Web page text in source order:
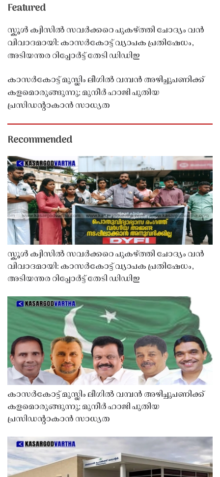
Featured
സ്കൂൾ ക്വിസിൽ സവർക്കറെ പുകഴ്ത്തി ചോദ്യം വൻ
വിവാദമായി: കാസർകോട്ട് വ്യാപക പ്രതിഷേധം,
അടിയന്തര റിപ്പോർട്ട് തേടി ഡിഡിഇ
കാസർകോട്ട് മുസ്ലിം ലീഗിൽ വമ്പൻ അഴിച്ചുപണിക്ക്
കളമൊരുങ്ങുന്നു; മുനീർ ഹാജി പുതിയ
പ്രസിഡൻ്റാകാൻ സാധ്യത
Recommended
സ്കൂൾ ക്വിസിൽ സവർക്കറെ പുകഴ്ത്തി ചോദ്യം വൻ
വിവാദമായി: കാസർകോട്ട് വ്യാപക പ്രതിഷേധം,
അടിയന്തര റിപ്പോർട്ട് തേടി ഡിഡിഇ
കാസർകോട്ട് മുസ്ലിം ലീഗിൽ വമ്പൻ അഴിച്ചുപണിക്ക്
കളമൊരുങ്ങുന്നു; മുനീർ ഹാജി പുതിയ
പ്രസിഡൻ്റാകാൻ സാധ്യത